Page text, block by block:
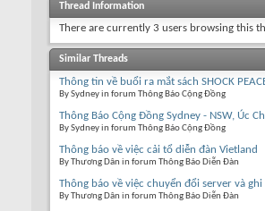
Thread Information
There are currently 3 users browsing this
Similar Threads
Thông tin về buổi ra mắt sách SHOCK
By Sydney in forum Thông Báo Cộng Đồng
Thông Báo Cộng Đồng Sydney - NSW, Úc
By Sydney in forum Thông Báo Cộng Đồng
Thông báo về việc cải tổ diễn đàn Vietland
By Thương Dân in forum Thông Báo Diễn Đàn
Thông báo về việc chuyển đổi server và
By Thương Dân in forum Thông Báo Diễn Đàn